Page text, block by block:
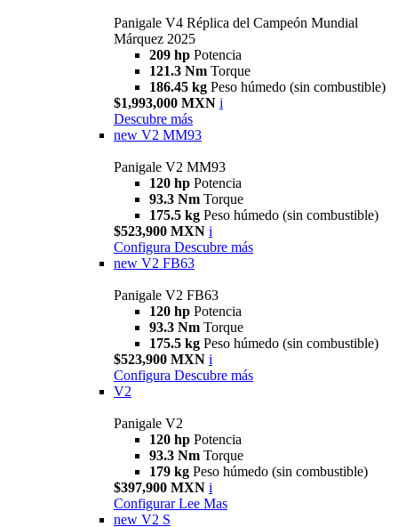
Panigale V4 Réplica del Campeón Mundial
Márquez 2025
209 hp Potencia
121.3 Nm Torque
186.45 kg Peso húmedo (sin combustible)
$1,993,000 MXN i
Descubre más
new V2 MM93
Panigale V2 MM93
120 hp Potencia
93.3 Nm Torque
175.5 kg Peso húmedo (sin combustible)
$523,900 MXN i
Configura Descubre más
new V2 FB63
Panigale V2 FB63
120 hp Potencia
93.3 Nm Torque
175.5 kg Peso húmedo (sin combustible)
$523,900 MXN i
Configura Descubre más
V2
Panigale V2
120 hp Potencia
93.3 Nm Torque
179 kg Peso húmedo (sin combustible)
$397,900 MXN i
Configurar Lee Mas
new V2 S